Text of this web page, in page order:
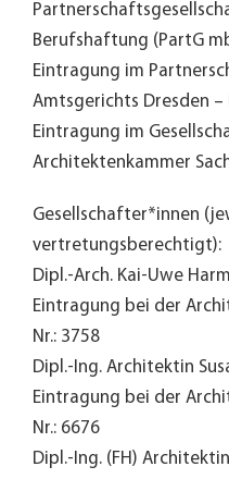
Berufshaftung (PartG
Eintragung im
Amtsgerichts Dresden –
Eintragung im
Architektenkammer
Gesellschafter*innen
vertretungsberechtigt):
Dipl.-Arch. Kai-Uwe
Eintragung bei der
Nr.: 3758
Dipl.-Ing. Architektin
Eintragung bei der
Nr.: 6676
Dipl.-Ing. (FH)